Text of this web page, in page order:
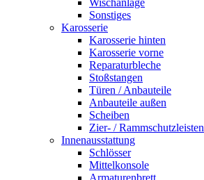
Sonstiges
Karosserie
Karosserie hinten
Karosserie vorne
Reparaturbleche
Stoßstangen
Türen / Anbauteile
Anbauteile außen
Scheiben
Zier- / Rammschutzleisten
Innenausstattung
Schlösser
Mittelkonsole
Armaturenbrett